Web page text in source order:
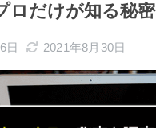
ロだけが知る秘密
日 2021年8月30日